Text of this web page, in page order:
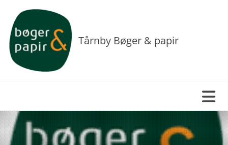
Tårnby Bøger & papir